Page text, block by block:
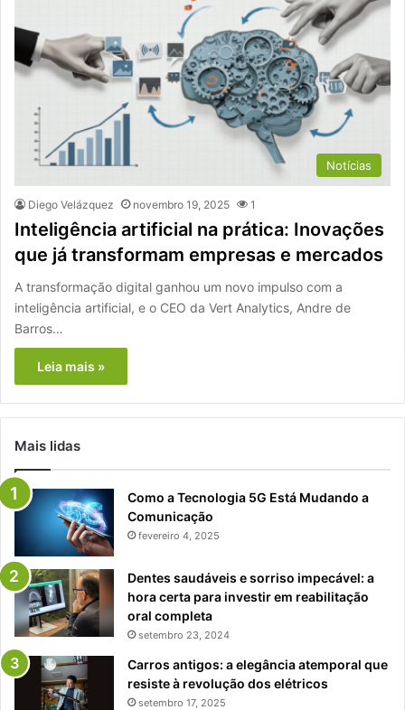
Notícias
Diego Velázquez novembro 19, 2025 1
Inteligência artificial na prática: Inovações
que já transformam empresas e mercados
A transformação digital ganhou um novo impulso com a
inteligência artificial, e o CEO da Vert Analytics, Andre de
Barros…
Leia mais »
Mais lidas
Como a Tecnologia 5G Está Mudando a
Comunicação
fevereiro 4, 2025
Dentes saudáveis e sorriso impecável: a
hora certa para investir em reabilitação
oral completa
setembro 23, 2024
Carros antigos: a elegância atemporal que
resiste à revolução dos elétricos
setembro 17, 2025